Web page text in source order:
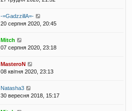
-=GadzzillA=-
20 серпня 2020, 20:45
Mitch
07 серпня 2020, 23:18
MasteroN
08 квітня 2020, 23:13
Natasha3
30 вересня 2018, 15:17